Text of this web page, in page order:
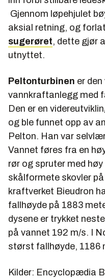
Gjennom løpehjulet
aksial retning, og
sugerøret, dette gjør
utnyttet.
Peltonturbinen er
vannkraftanlegg med
Den er en
og ble funnet opp av
Pelton. Han var
Vannet føres fra en
rør og spruter med
skålformete skovler
kraftverket Bieudron
fallhøyde på 1883
dysene er trykket
på vannet 192 m/s. I
størst fallhøyde, 1186
Kilder: Encyclopædia